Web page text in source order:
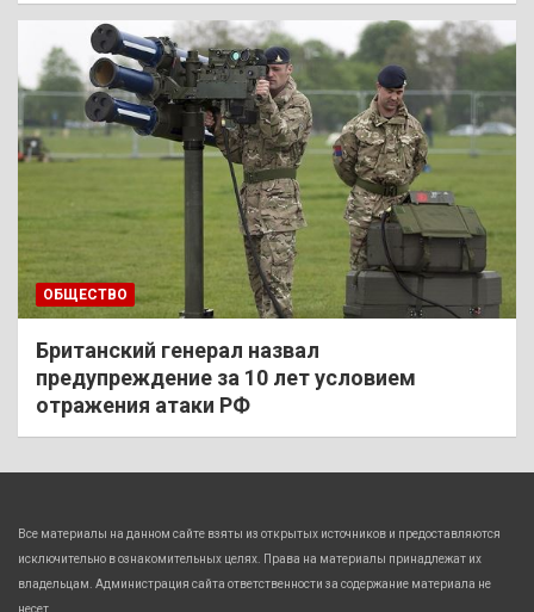
ОБЩЕСТВО
Британский генерал назвал
предупреждение за 10 лет условием
отражения атаки РФ
Все материалы на данном сайте взяты из открытых источников и предоставляются
исключительно в ознакомительных целях. Права на материалы принадлежат их
владельцам. Администрация сайта ответственности за содержание материала не